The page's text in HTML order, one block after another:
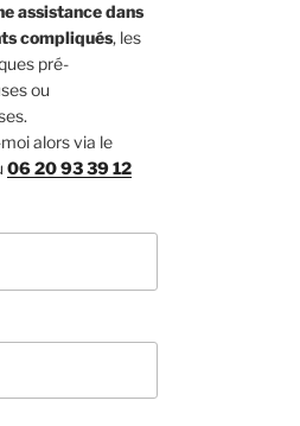
assistance dans
compliqués, les
pré-
ou
alors via le
06 20 93 39 12